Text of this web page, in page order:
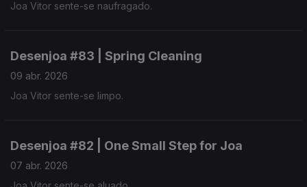
Joa Vitor sente-se naufragado.
Desenjoa #83 | Spring Cleaning
09 abr. 2026
Joa Vitor sente-se limpo.
Desenjoa #82 | One Small Step for Joa
07 abr. 2026